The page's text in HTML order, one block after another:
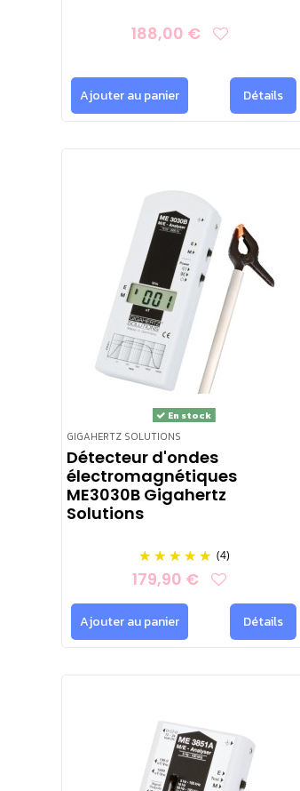
188,00 €
Ajouter au panier Détails
GIGAHERTZ SOLUTIONS
En stock
Détecteur d'ondes
électromagnétiques
ME3030B Gigahertz
Solutions
(4)
179,90 €
Ajouter au panier Détails